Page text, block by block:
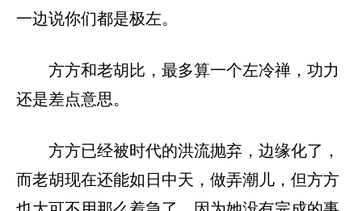
一边说你们都是极左。
方方和老胡比，最多算一个左冷禅，功力
还是差点意思。
方方已经被时代的洪流抛弃，边缘化了，
而老胡现在还能如日中天，做弄潮儿，但方方